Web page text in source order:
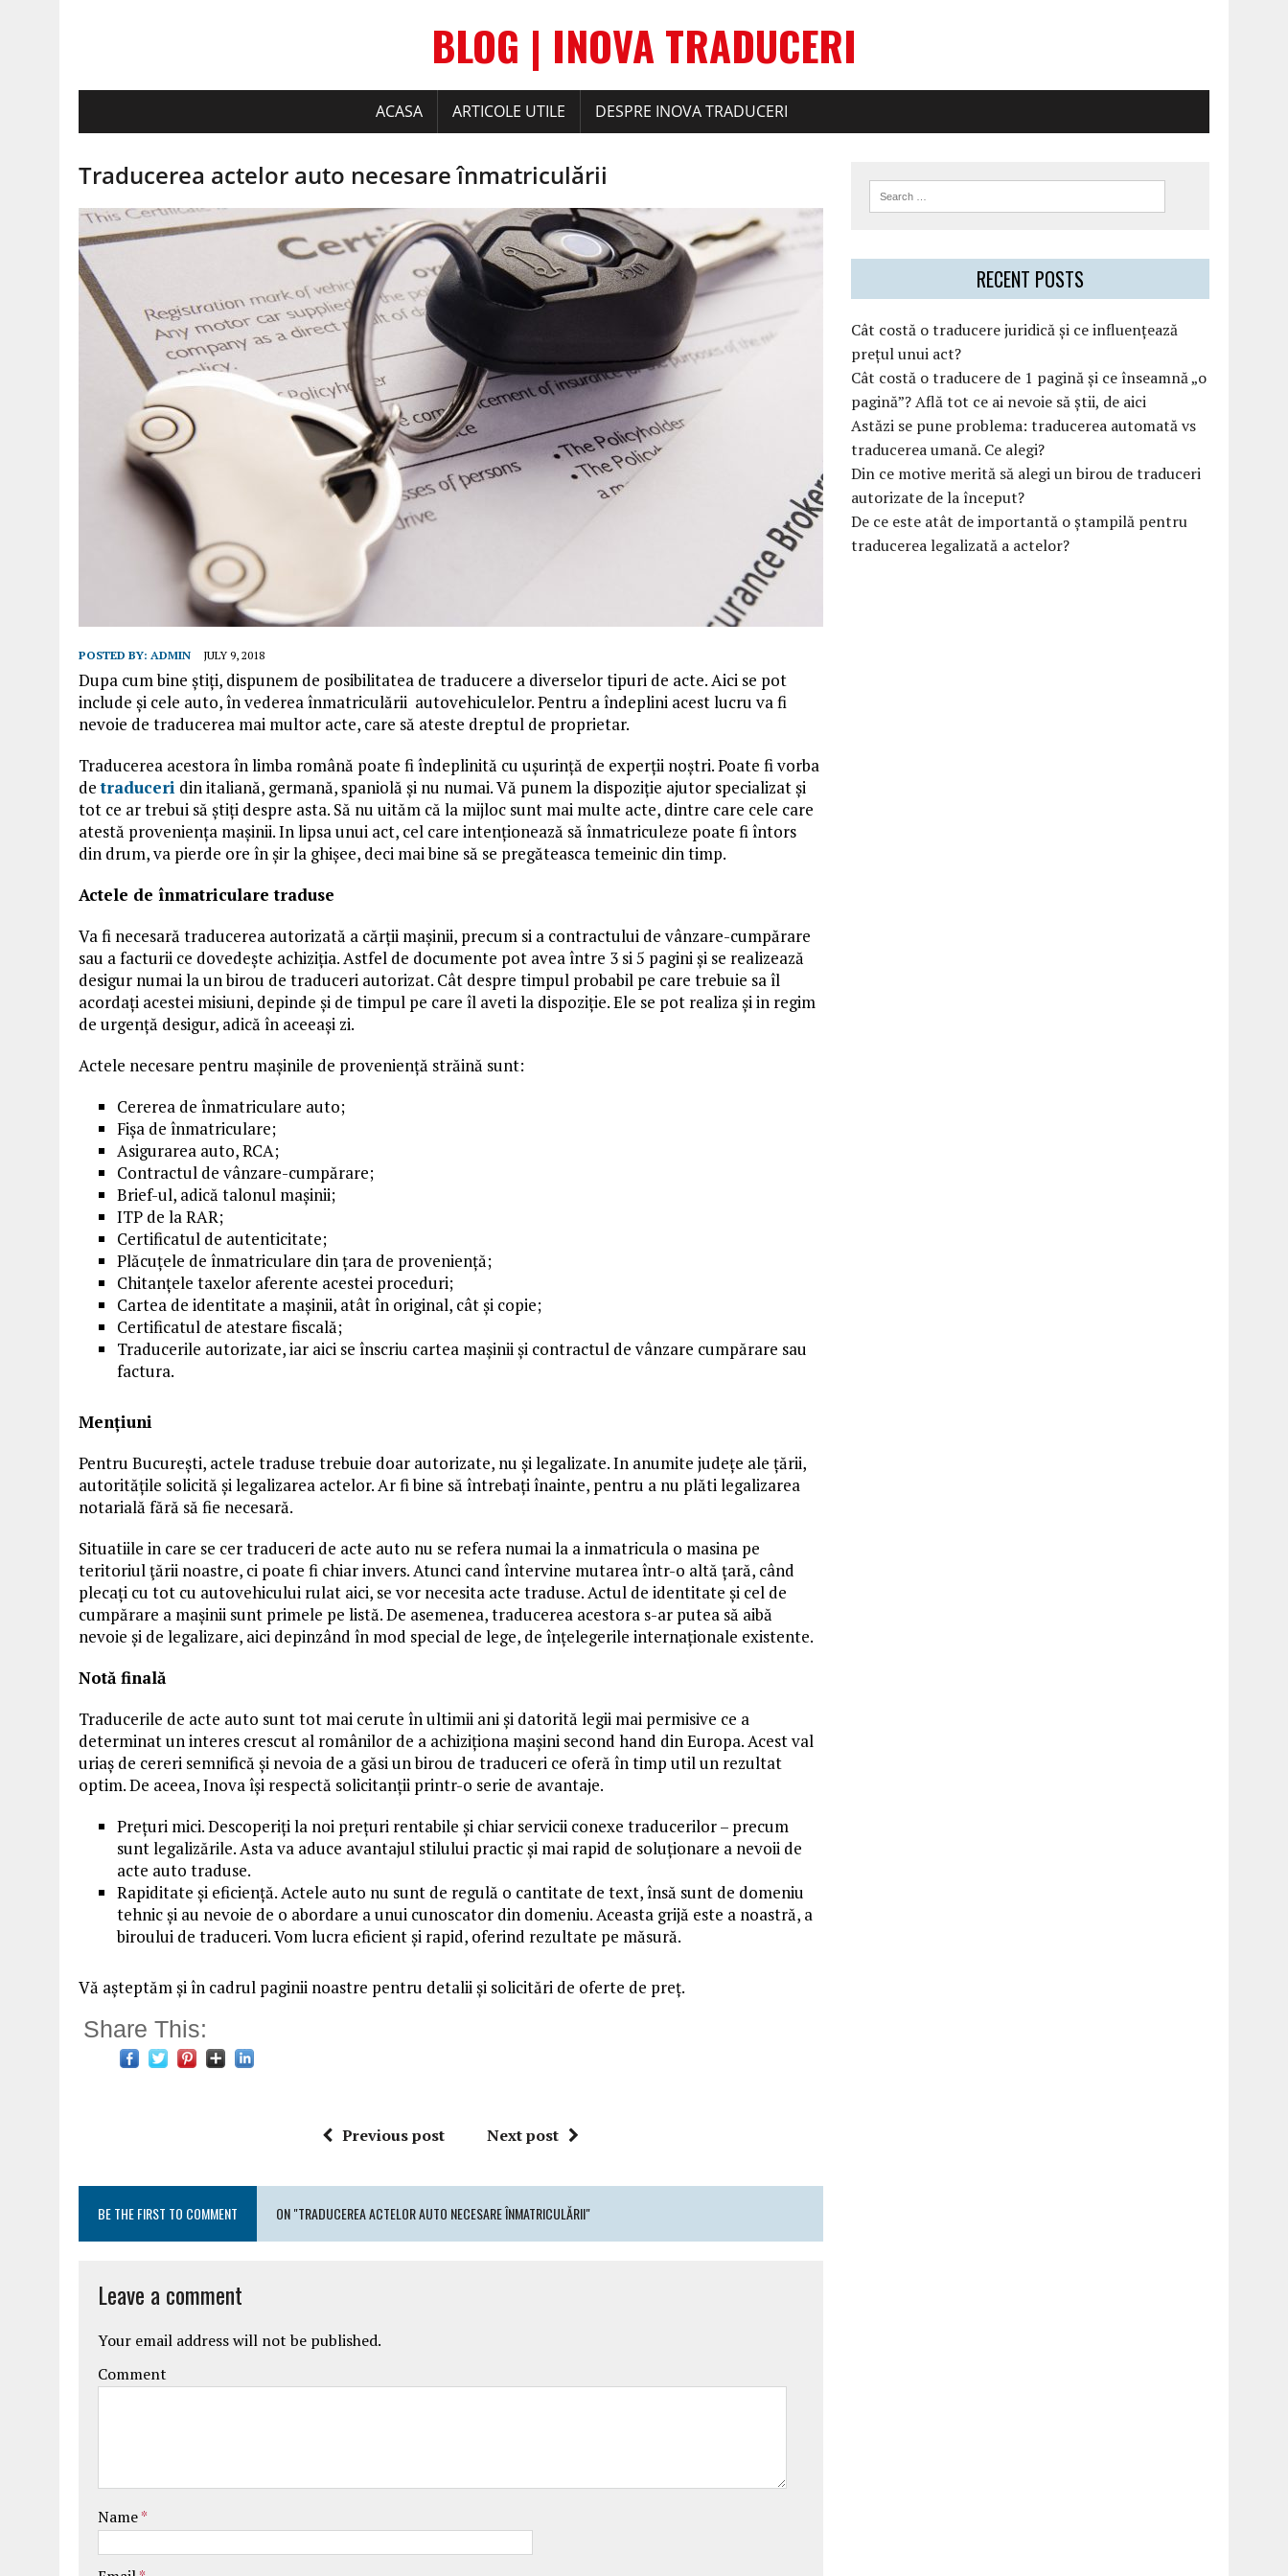
BLOG | INOVA TRADUCERI
ACASA ARTICOLE UTILE DESPRE INOVA TRADUCERI
Traducerea actelor auto necesare înmatriculării
POSTED BY: ADMIN JULY 9, 2018
Dupa cum bine știți, dispunem de posibilitatea de traducere a diverselor tipuri de acte. Aici se pot
include și cele auto, în vederea înmatriculării autovehiculelor. Pentru a îndeplini acest lucru va fi
nevoie de traducerea mai multor acte, care să ateste dreptul de proprietar.
Traducerea acestora în limba română poate fi îndeplinită cu ușurință de experții noștri. Poate fi vorba
detraduceri din italiană, germană, spaniolă și nu numai. Vă punem la dispoziție ajutor specializat și
tot ce ar trebui să știți despre asta. Să nu uităm că la mijloc sunt mai multe acte, dintre care cele care
atestă proveniența mașinii. In lipsa unui act, cel care intenționează să înmatriculeze poate fi întors
din drum, va pierde ore în șir la ghișee, deci mai bine să se pregăteasca temeinic din timp.
Actele de înmatriculare traduse
Va fi necesară traducerea autorizată a cărții mașinii, precum si a contractului de vânzare-cumpărare
sau a facturii ce dovedește achiziția. Astfel de documente pot avea între 3 si 5 pagini și se realizează
desigur numai la un birou de traduceri autorizat. Cât despre timpul probabil pe care trebuie sa îl
acordați acestei misiuni, depinde și de timpul pe care îl aveti la dispoziție. Ele se pot realiza și in regim
de urgență desigur, adică în aceeași zi.
Actele necesare pentru mașinile de proveniență străină sunt:
Cererea de înmatriculare auto;
Fișa de înmatriculare;
Asigurarea auto, RCA;
Contractul de vânzare-cumpărare;
Brief-ul, adică talonul mașinii;
ITP de la RAR;
Certificatul de autenticitate;
Plăcuțele de înmatriculare din țara de proveniență;
Chitanțele taxelor aferente acestei proceduri;
Cartea de identitate a mașinii, atât în original, cât și copie;
Certificatul de atestare fiscală;
Traducerile autorizate, iar aici se înscriu cartea mașinii și contractul de vânzare cumpărare sau
factura.
Mențiuni
Pentru București, actele traduse trebuie doar autorizate, nu și legalizate. In anumite județe ale țării,
autoritățile solicită și legalizarea actelor. Ar fi bine să întrebați înainte, pentru a nu plăti legalizarea
notarială fără să fie necesară.
Situatiile in care se cer traduceri de acte auto nu se refera numai la a inmatricula o masina pe
teritoriul ţării noastre, ci poate fi chiar invers. Atunci cand întervine mutarea într-o altă țară, când
plecați cu tot cu autovehicului rulat aici, se vor necesita acte traduse. Actul de identitate și cel de
cumpărare a mașinii sunt primele pe listă. De asemenea, traducerea acestora s-ar putea să aibă
nevoie și de legalizare, aici depinzând în mod special de lege, de înțelegerile internaționale existente.
Notă finală
Traducerile de acte auto sunt tot mai cerute în ultimii ani și datorită legii mai permisive ce a
determinat un interes crescut al românilor de a achiziționa mașini second hand din Europa. Acest val
uriaș de cereri semnifică și nevoia de a găsi un birou de traduceri ce oferă în timp util un rezultat
optim. De aceea, Inova își respectă solicitanții printr-o serie de avantaje.
Prețuri mici. Descoperiți la noi prețuri rentabile și chiar servicii conexe traducerilor – precum
sunt legalizările. Asta va aduce avantajul stilului practic și mai rapid de soluționare a nevoii de
acte auto traduse.
Rapiditate și eficiență. Actele auto nu sunt de regulă o cantitate de text, însă sunt de domeniu
tehnic și au nevoie de o abordare a unui cunoscator din domeniu. Aceasta grijă este a noastră, a
biroului de traduceri. Vom lucra eficient și rapid, oferind rezultate pe măsură.
Vă așteptăm și în cadrul paginii noastre pentru detalii și solicitări de oferte de preț.
Share This:
Previous post Next post
BE THE FIRST TO COMMENT ON "TRADUCEREA ACTELOR AUTO NECESARE ÎNMATRICULĂRII"
Leave a comment
Your email address will not be published.
Comment
Name*
RECENT POSTS
Cât costă o traducere juridică și ce influențează
prețul unui act?
Cât costă o traducere de 1 pagină și ce înseamnă „o
pagină”? Află tot ce ai nevoie să știi, de aici
Astăzi se pune problema: traducerea automată vs
traducerea umană. Ce alegi?
Din ce motive merită să alegi un birou de traduceri
autorizate de la început?
De ce este atât de importantă o ștampilă pentru
traducerea legalizată a actelor?